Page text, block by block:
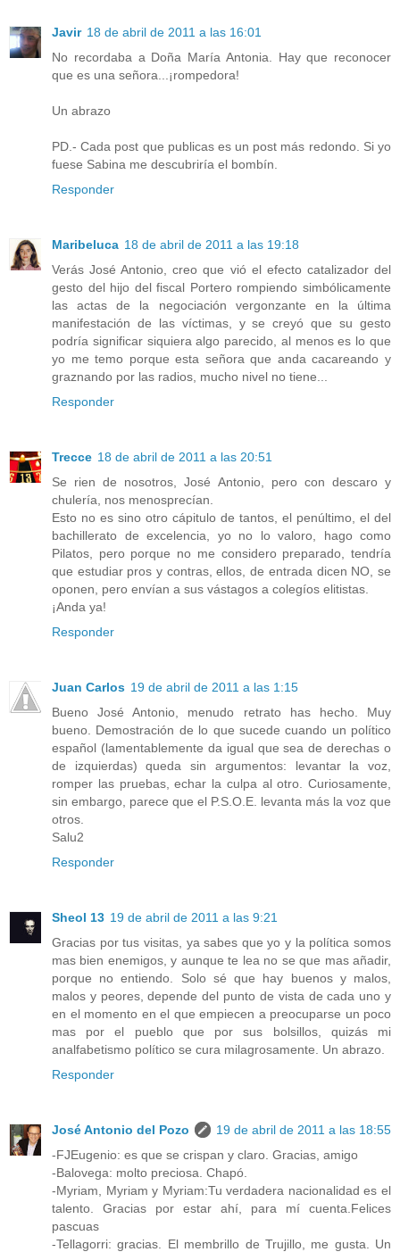
Javir 18 de abril de 2011 a las 16:01
No recordaba a Doña María Antonia. Hay que reconocer
que es una señora...¡rompedora!
Un abrazo
PD.- Cada post que publicas es un post más redondo. Si yo
fuese Sabina me descubriría el bombín.
Responder
Maribeluca 18 de abril de 2011 a las 19:18
Verás José Antonio, creo que vió el efecto catalizador del
gesto del hijo del fiscal Portero rompiendo simbólicamente
las actas de la negociación vergonzante en la última
manifestación de las víctimas, y se creyó que su gesto
podría significar siquiera algo parecido, al menos es lo que
yo me temo porque esta señora que anda cacareando y
graznando por las radios, mucho nivel no tiene...
Responder
Trecce 18 de abril de 2011 a las 20:51
Se rien de nosotros, José Antonio, pero con descaro y
chulería, nos menosprecían.
Esto no es sino otro cápitulo de tantos, el penúltimo, el del
bachillerato de excelencia, yo no lo valoro, hago como
Pilatos, pero porque no me considero preparado, tendría
que estudiar pros y contras, ellos, de entrada dicen NO, se
oponen, pero envían a sus vástagos a colegíos elitistas.
¡Anda ya!
Responder
Juan Carlos 19 de abril de 2011 a las 1:15
Bueno José Antonio, menudo retrato has hecho. Muy
bueno. Demostración de lo que sucede cuando un político
español (lamentablemente da igual que sea de derechas o
de izquierdas) queda sin argumentos: levantar la voz,
romper las pruebas, echar la culpa al otro. Curiosamente,
sin embargo, parece que el P.S.O.E. levanta más la voz que
otros.
Salu2
Responder
Sheol 13 19 de abril de 2011 a las 9:21
Gracias por tus visitas, ya sabes que yo y la política somos
mas bien enemigos, y aunque te lea no se que mas añadir,
porque no entiendo. Solo sé que hay buenos y malos,
malos y peores, depende del punto de vista de cada uno y
en el momento en el que empiecen a preocuparse un poco
mas por el pueblo que por sus bolsillos, quizás mi
analfabetismo político se cura milagrosamente. Un abrazo.
Responder
José Antonio del Pozo
19 de abril de 2011 a las 18:55
-FJEugenio: es que se crispan y claro. Gracias, amigo
-Balovega: molto preciosa. Chapó.
-Myriam, Myriam y Myriam:Tu verdadera nacionalidad es el
talento. Gracias por estar ahí, para mí cuenta.Felices
pascuas
-Tellagorri: gracias. El membrillo de Trujillo, me gusta. Un